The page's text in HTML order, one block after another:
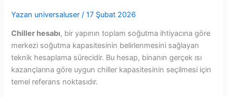
Yazan universaluser/17 Şubat 2026
Chiller hesabı, bir yapının toplam soğutma ihtiyacına göre
merkezi soğutma kapasitesinin belirlenmesini sağlayan
teknik hesaplama sürecidir. Bu hesap, binanın gerçek ısı
kazançlarına göre uygun chiller kapasitesinin seçilmesi için
temel referans noktasıdır.